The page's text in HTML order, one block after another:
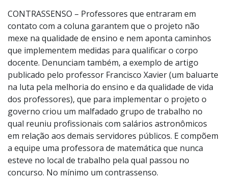
CONTRASSENSO – Professores que entraram em
contato com a coluna garantem que o projeto não
mexe na qualidade de ensino e nem aponta caminhos
que implementem medidas para qualificar o corpo
docente. Denunciam também, a exemplo de artigo
publicado pelo professor Francisco Xavier (um baluarte
na luta pela melhoria do ensino e da qualidade de vida
dos professores), que para implementar o projeto o
governo criou um malfadado grupo de trabalho no
qual reuniu profissionais com salários astronômicos
em relação aos demais servidores públicos. E compõem
a equipe uma professora de matemática que nunca
esteve no local de trabalho pela qual passou no
concurso. No mínimo um contrassenso.